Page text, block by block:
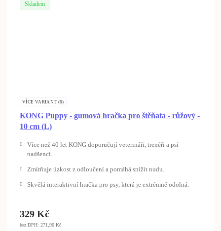
VÍCE VARIANT (6)
KONG Puppy - gumová hračka pro štěňata - růžový -
10 cm (L)
Skladem
Více než 40 let KONG doporučují veterináři, trenéři a psí
nadšenci.
Zmírňuje úzkost z odloučení a pomáhá snížit nudu.
Skvělá interaktivní hračka pro psy, která je extrémně odolná.
329 Kč
bez DPH: 271,90 Kč